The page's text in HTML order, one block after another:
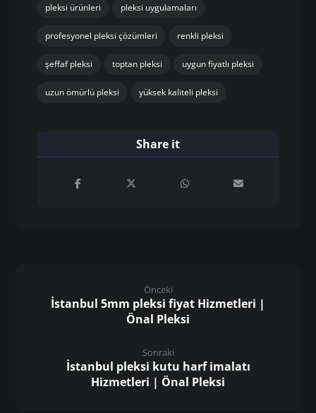
pleksi ürünleri pleksi uygulamaları
profesyonel pleksi çözümleri renkli pleksi
şeffaf pleksi toptan pleksi uygun fiyatlı pleksi
uzun ömürlü pleksi yüksek kaliteli pleksi
Önceki
İstanbul 5mm pleksi fiyat Hizmetleri |
Önal Pleksi
Sonraki
İstanbul pleksi kutu harf imalatı
Hizmetleri | Önal Pleksi